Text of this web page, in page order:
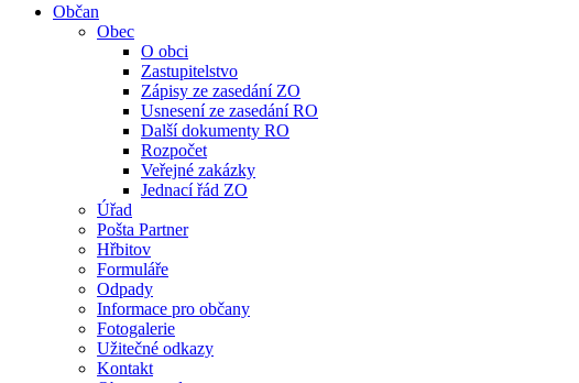
Občan
Obec
O obci
Zastupitelstvo
Zápisy ze zasedání ZO
Usnesení ze zasedání RO
Další dokumenty RO
Rozpočet
Veřejné zakázky
Jednací řád ZO
Úřad
Pošta Partner
Hřbitov
Formuláře
Odpady
Informace pro občany
Fotogalerie
Užitečné odkazy
Kontakt